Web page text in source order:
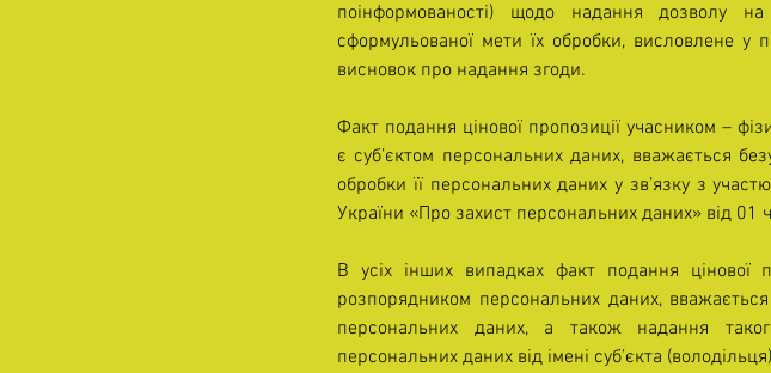
поінформованості) щодо надання дозволу
сформульованої мети їх обробки, висловлене
висновок про надання згоди.
Факт подання цінової пропозиції учасником –
є суб’єктом персональних даних, вважається
обробки її персональних даних у зв’язку з
України «Про захист персональних даних» від
В усіх інших випадках факт подання
розпорядником персональних даних,
персональних даних, а також надання
персональних даних від імені суб’єкта